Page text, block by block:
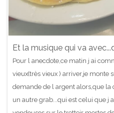
Et la musique qui va
Pour l anecdote,ce matin j ai
vieux(très vieux ) arriver,je monte
demande de l argent alors,que la
un autre grab...qui est celui que j